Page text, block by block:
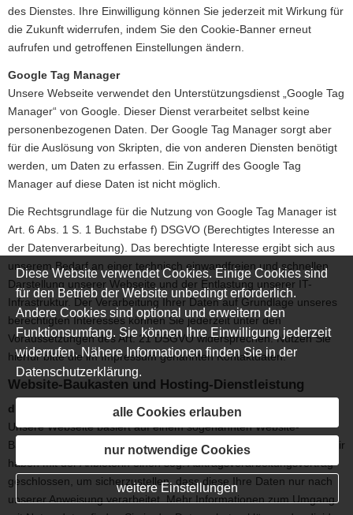
des Dienstes. Ihre Einwilligung können Sie jederzeit mit Wirkung für
die Zukunft widerrufen, indem Sie den Cookie-Banner erneut
aufrufen und getroffenen Einstellungen ändern.
Google Tag Manager
Unsere Webseite verwendet den Unterstützungsdienst „Google Tag
Manager“ von Google. Dieser Dienst verarbeitet selbst keine
personenbezogenen Daten. Der Google Tag Manager sorgt aber
für die Auslösung von Skripten, die von anderen Diensten benötigt
werden, um Daten zu erfassen. Ein Zugriff des Google Tag
Manager auf diese Daten ist nicht möglich.
Die Rechtsgrundlage für die Nutzung von Google Tag Manager ist
Art. 6 Abs. 1 S. 1 Buchstabe f) DSGVO (Berechtigtes Interesse an
der Datenverarbeitung). Das berechtigte Interesse ergibt sich aus
unserem Bedarf an einer technisch einwandfreien und schnellen
Darstellung unserer Webseite und der Entlastung unserer IT-
Infrastruktur. Der Verarbeitung Ihrer Daten auf Grundlage unseres
berechtigten Interesses können Sie jederzeit unter den
Voraussetzungen des Art. 21 DSGVO widersprechen. Nutzen Sie
hierfür bitte die im Impressum genannten Kontaktdaten.
Website-Baukasten und Hosting-Dienstleistung
digidor
Unsere Webseite basiert auf einem sogenannten Website-
Baukasten der digidor GmbH, Teltower Damm 19, 14169 Berlin. Wir
haben mit der Anbieterin einen sog. Auftragsverarbeitungsvertrag
geschlossen, um sicherzustellen, dass diese Ihre Daten nur nach
unserer Anweisung verarbeitet. Mehr Informationen zum Umgang
Diese Website verwendet Cookies. Einige Cookies sind
für den Betrieb der Website unbedingt erforderlich.
Andere Cookies sind optional und erweitern den
Funktionsumfang. Sie können Ihre Einwilligung jederzeit
widerrufen. Nähere Informationen finden Sie in der
Datenschutzerklärung.
alle Cookies erlauben
nur notwendige Cookies
weitere Einstellungen